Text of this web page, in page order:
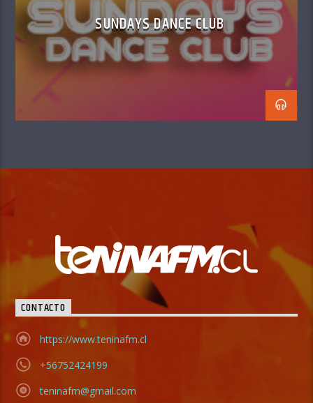
SUNDAYS DANCE CLUB
CONTACTO
https://www.teninafm.cl
+56752424199
teninafm@gmail.com